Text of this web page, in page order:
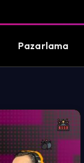
Pazarlama